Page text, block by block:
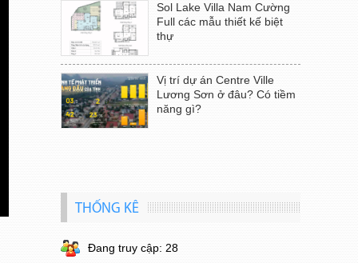
Sol Lake Villa Nam Cường
Full các mẫu thiết kế biệt
thự
Vị trí dự án Centre Ville
Lương Sơn ở đâu? Có tiềm
năng gì?
THỐNG KÊ
Đang truy cập: 28